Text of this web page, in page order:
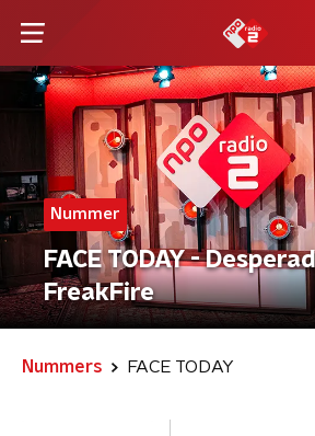
Nummer
FACE TODAY -
FreakFire
Nummers FACE TODAY